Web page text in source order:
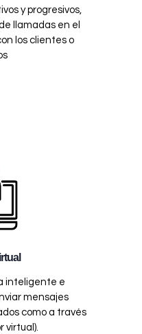
y progresivos,
llamadas en el
los clientes o
inteligente e
mensajes
como a través
virtual).